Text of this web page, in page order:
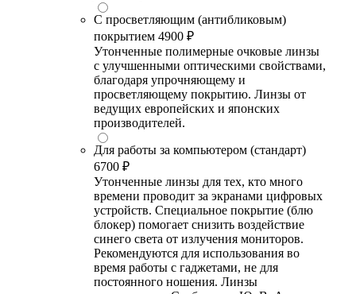
С просветляющим (антибликовым)
покрытием 4900 ₽
Утонченные полимерные очковые линзы
с улучшенными оптическими свойствами,
благодаря упрочняющему и
просветляющему покрытию. Линзы от
ведущих европейских и японских
производителей.
Для работы за компьютером (стандарт)
6700 ₽
Утонченные линзы для тех, кто много
времени проводит за экранами цифровых
устройств. Специальное покрытие (блю
блокер) помогает снизить воздействие
синего света от излучения мониторов.
Рекомендуются для использования во
время работы с гаджетами, не для
постоянного ношения. Линзы